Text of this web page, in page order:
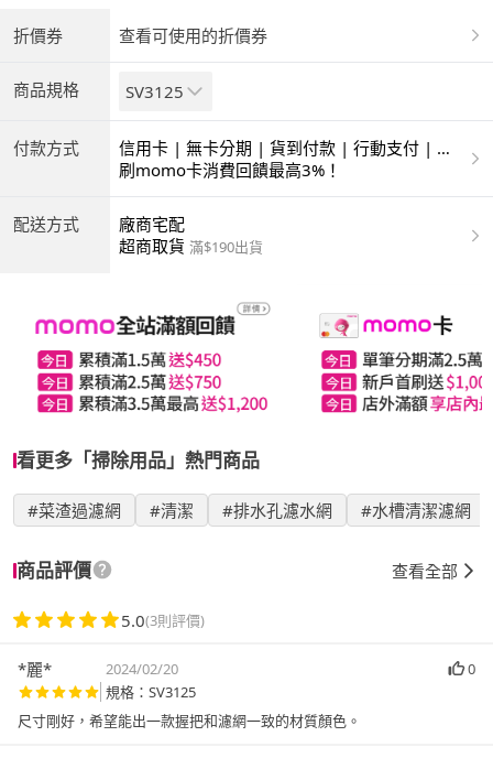
折價券 查看可使用的折價券
商品規格 SV3125
付款方式
信用卡 | 無卡分期 | 貨到付款 | 行動支付 | 超
商付款 | ATM | 銀聯卡
刷momo卡消費回饋最高3%！
配送方式
廠商宅配
超商取貨 滿$190出貨
看更多「掃除用品」熱門商品
#菜渣過濾網 #清潔 #排水孔濾水網 #水槽清潔濾網
商品評價 查看全部
5.0(3則評價)
*麗* 2024/02/20
0
規格：SV3125
尺寸剛好，希望能出一款握把和濾網一致的材質顏色。